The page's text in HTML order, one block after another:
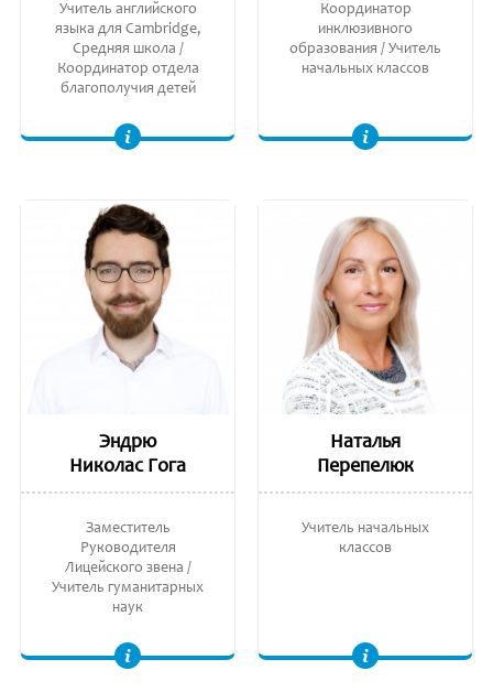
Учитель английского
языка для Cambridge,
Средняя школа /
Координатор отдела
благополучия детей
Координатор
инклюзивного
образования / Учитель
начальных классов
Эндрю
Николас Гога
Заместитель
Руководителя
Лицейского звена /
Учитель гуманитарных
наук
Наталья
Перепелюк
Учитель начальных
классов